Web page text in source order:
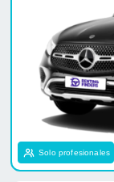
Solo profesionales